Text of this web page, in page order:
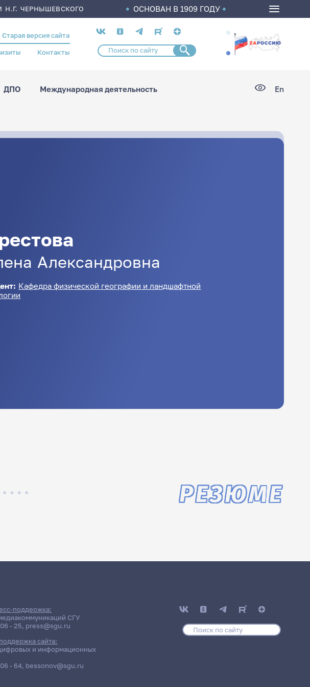
Н.Г. ЧЕРНЫШЕВСКОГО ОСНОВАН В 1909 ГОДУ
Старая версия сайта
Контакты
Социальные
сети
ДПО Международная деятельность En
Александровна
Кафедра физической географии и ландшафтной
РЕЗЮМЕ
поддержка:
СГУ
- 25, press@sgu.ru
сайта:
и информационных
- 64, bessonov@sgu.ru